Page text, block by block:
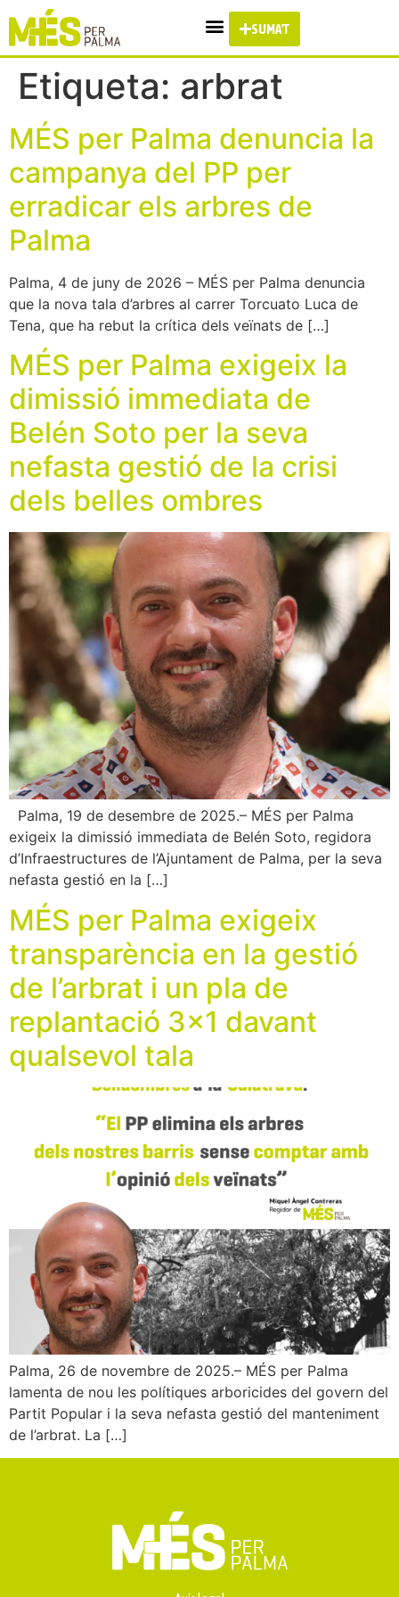
SUMA'T
Etiqueta: arbrat
MÉS per Palma denuncia la
campanya del PP per
erradicar els arbres de
Palma
Palma, 4 de juny de 2026 – MÉS per Palma denuncia
que la nova tala d’arbres al carrer Torcuato Luca de
Tena, que ha rebut la crítica dels veïnats de […]
MÉS per Palma exigeix la
dimissió immediata de
Belén Soto per la seva
nefasta gestió de la crisi
dels belles ombres
Palma, 19 de desembre de 2025.– MÉS per Palma
exigeix la dimissió immediata de Belén Soto, regidora
d’Infraestructures de l’Ajuntament de Palma, per la seva
nefasta gestió en la […]
MÉS per Palma exigeix
transparència en la gestió
de l’arbrat i un pla de
replantació 3×1 davant
qualsevol tala
Palma, 26 de novembre de 2025.– MÉS per Palma
lamenta de nou les polítiques arboricides del govern del
Partit Popular i la seva nefasta gestió del manteniment
de l’arbrat. La […]